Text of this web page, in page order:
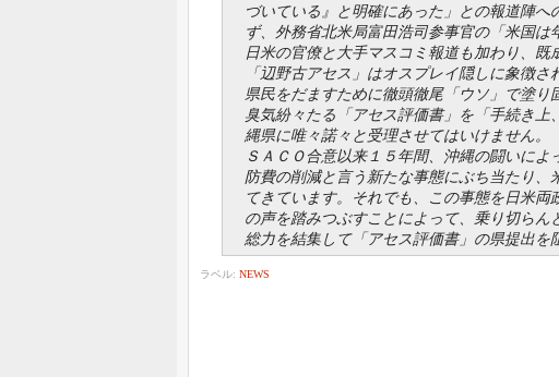
づいている』と明確にあった」との報道陣
ず、外務省北米局富田浩司参事官の「米国は
日米の官僚と大手マスコミ報道も加わり、既
「辺野古アセス」はオスプレイ隠しに象徴
県民をだますために徹頭徹尾「ウソ」で塗
臭気紛々たる「アセス評価書」を「手続き
縄県に唯々諾々と受理させてはいけません。
ＳＡＣＯ合意以来１５年間、沖縄の闘いに
防費の削減と言う新たな事態にぶち当たり
てきています。それでも、この事態を日米
の声を踏みつぶすことによって、乗り切らん
総力を結集して「アセス評価書」の県提出を
ラベル: NEWS